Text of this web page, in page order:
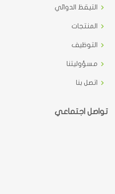
التيقظ الدوائي
المنتجات
التوظيف
مسؤوليتنا
اتصل بنا
تواصل اجتماعي